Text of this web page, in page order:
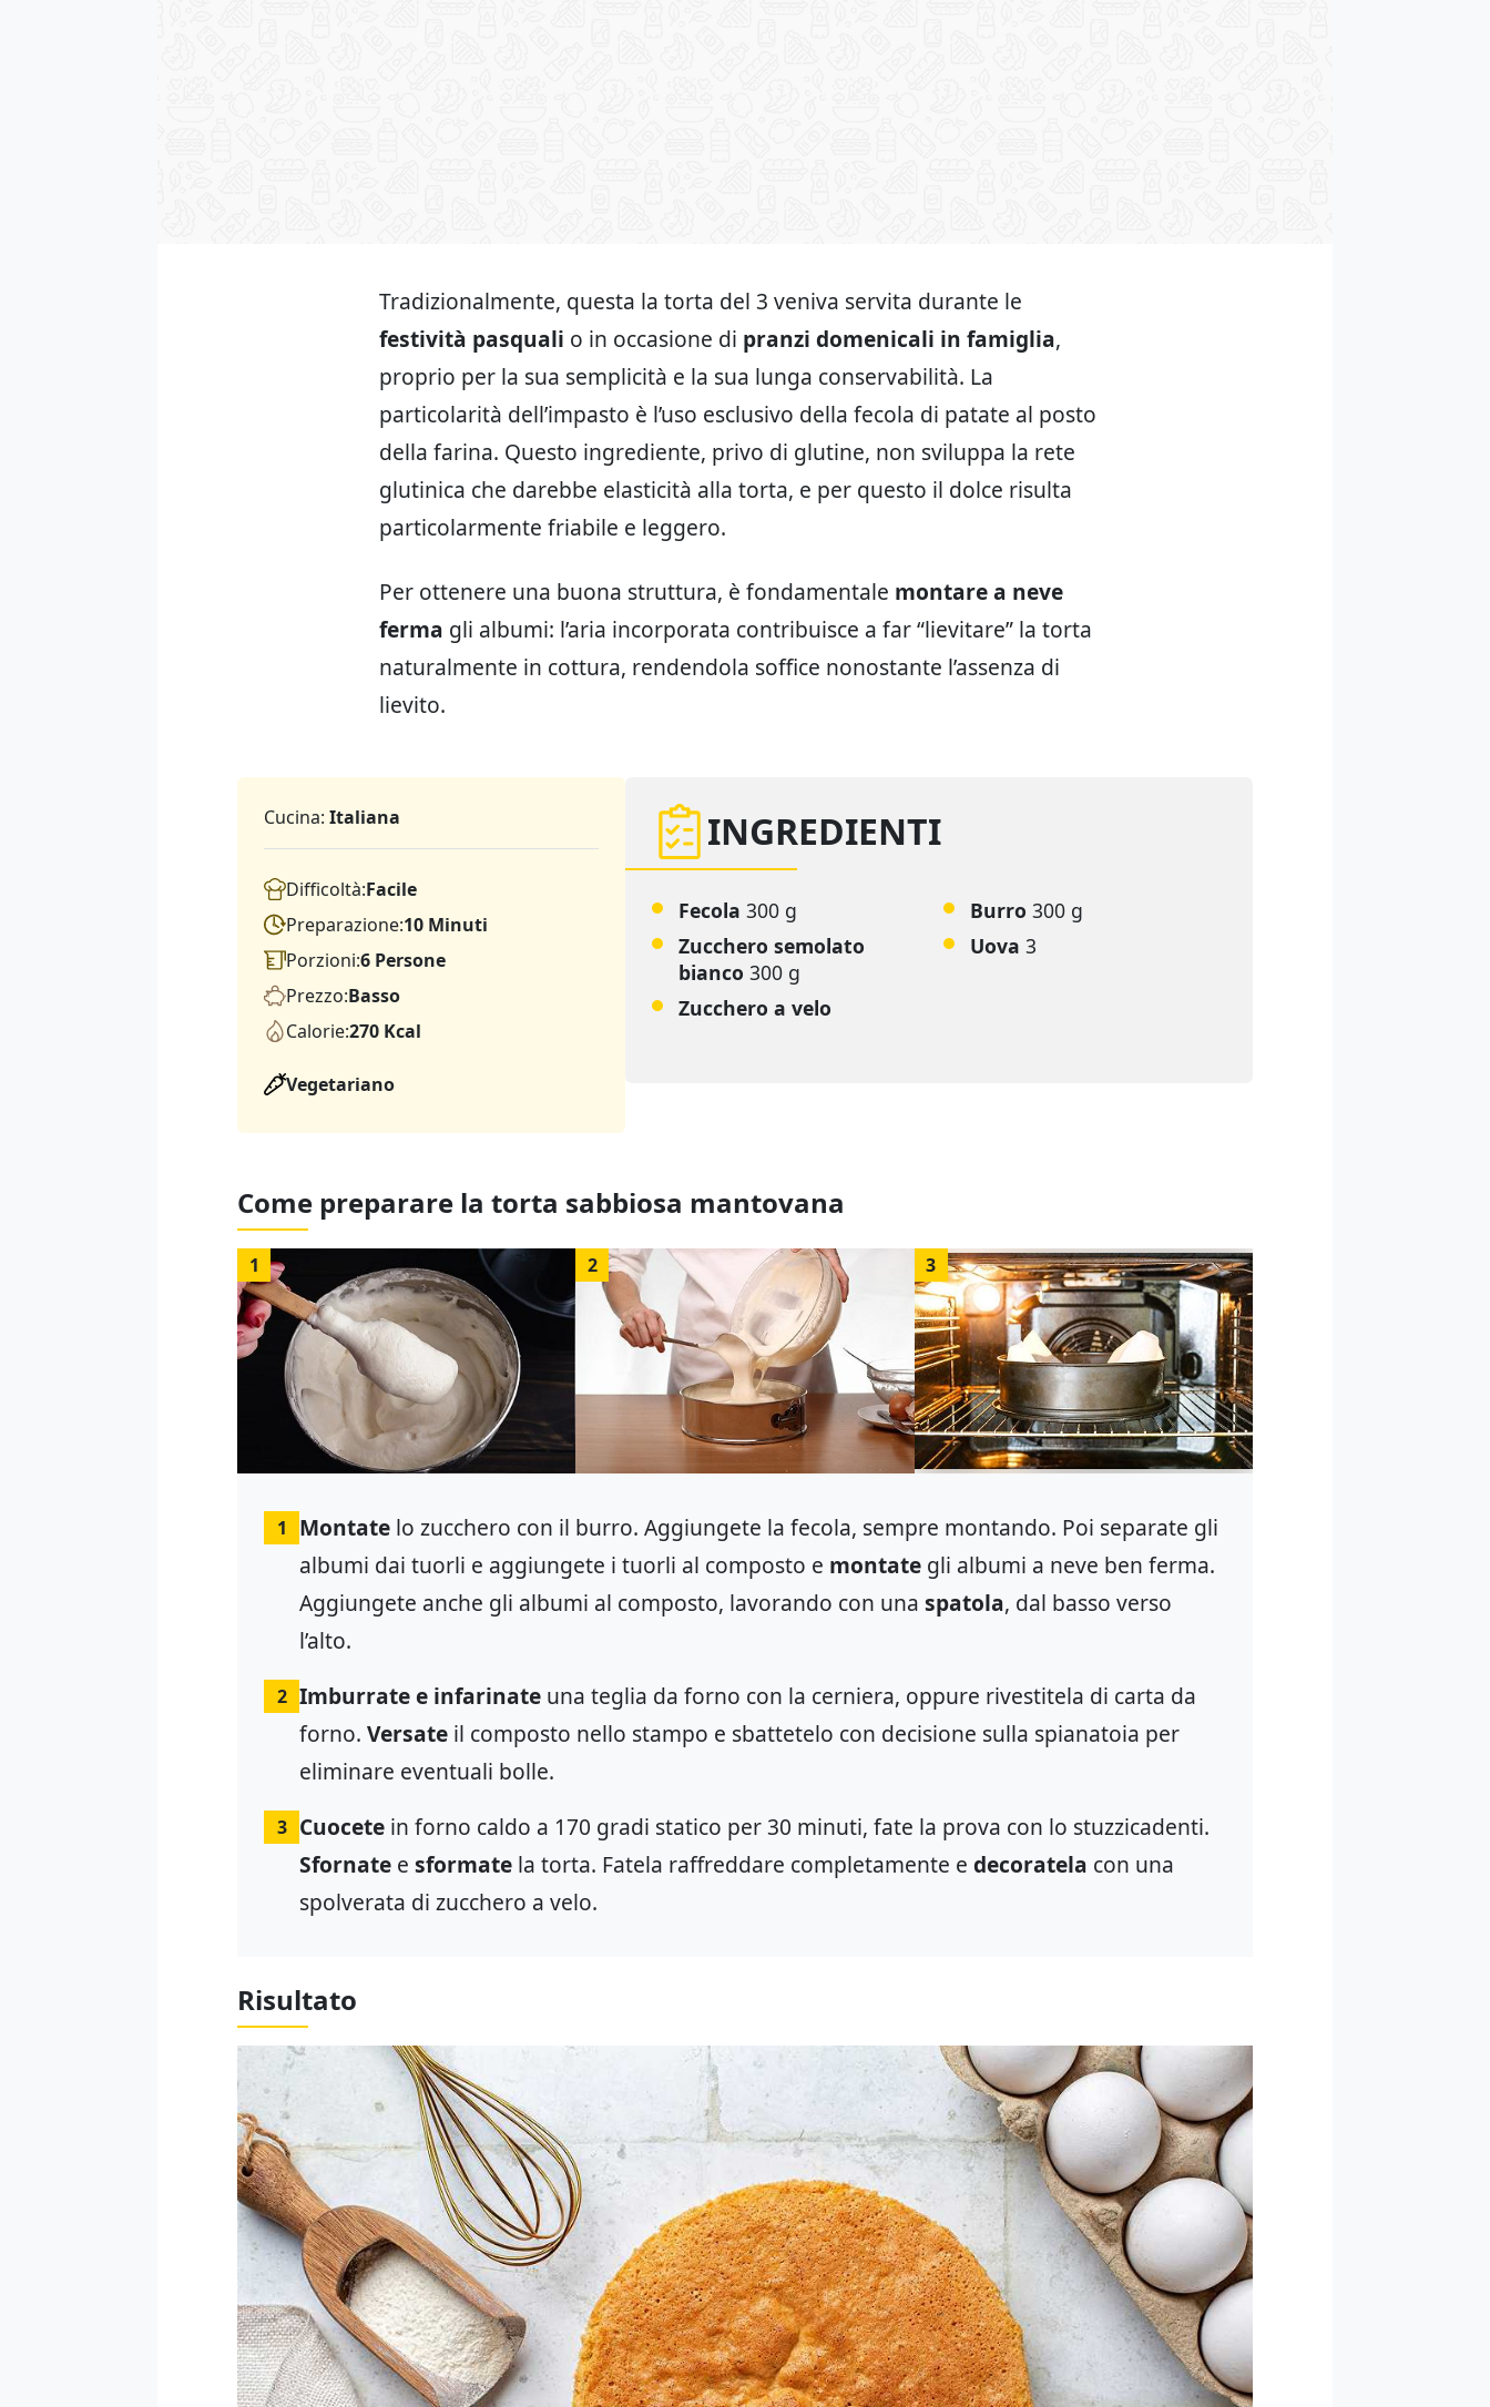
Tradizionalmente, questa la torta del 3 veniva servita durante le
festività pasquali o in occasione di pranzi domenicali in famiglia,
proprio per la sua semplicità e la sua lunga conservabilità. La
particolarità dell’impasto è l’uso esclusivo della fecola di patate al posto
della farina. Questo ingrediente, privo di glutine, non sviluppa la rete
glutinica che darebbe elasticità alla torta, e per questo il dolce risulta
particolarmente friabile e leggero.
Per ottenere una buona struttura, è fondamentale montare a neve
ferma gli albumi: l’aria incorporata contribuisce a far “lievitare” la torta
naturalmente in cottura, rendendola soffice nonostante l’assenza di
lievito.
Cucina: Italiana
Difficoltà:Facile
Preparazione:10 Minuti
Porzioni:6 Persone
Prezzo:Basso
Calorie:270 Kcal
Vegetariano
INGREDIENTI
Fecola 300 g Burro 300 g
Zucchero semolato
bianco 300 g
Uova 3
Zucchero a velo
Come preparare la torta sabbiosa mantovana
1 2 3
1 Montate lo zucchero con il burro. Aggiungete la fecola, sempre montando. Poi separate gli
albumi dai tuorli e aggiungete i tuorli al composto e montate gli albumi a neve ben ferma.
Aggiungete anche gli albumi al composto, lavorando con una spatola, dal basso verso
l’alto.
2 Imburrate e infarinate una teglia da forno con la cerniera, oppure rivestitela di carta da
forno. Versate il composto nello stampo e sbattetelo con decisione sulla spianatoia per
eliminare eventuali bolle.
3 Cuocete in forno caldo a 170 gradi statico per 30 minuti, fate la prova con lo stuzzicadenti.
Sfornate e sformate la torta. Fatela raffreddare completamente e decoratela con una
spolverata di zucchero a velo.
Risultato